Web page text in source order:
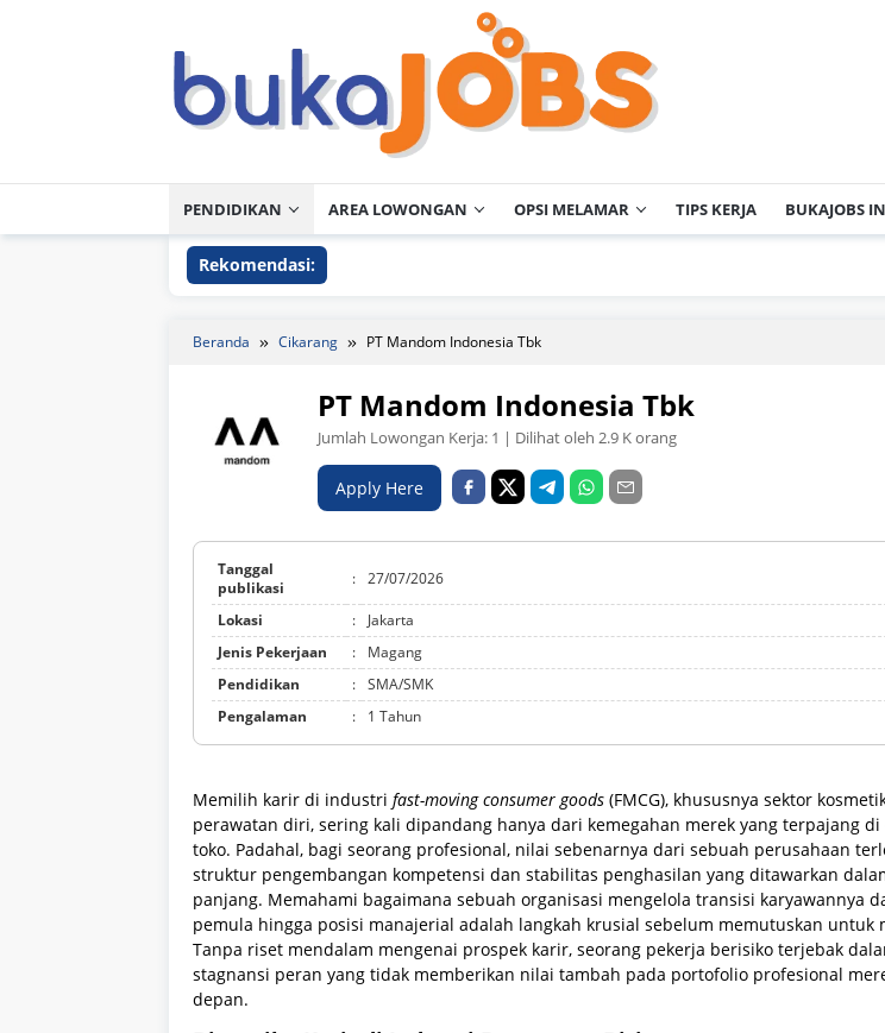
PENDIDIKAN AREA LOWONGAN OPSI MELAMAR TIPS KERJA BUKAJOBS
Rekomendasi:
Beranda Cikarang PT Mandom Indonesia Tbk
PT Mandom Indonesia Tbk
Jumlah Lowongan Kerja: 1 | Dilihat oleh 2.9 K orang
Apply Here
Tanggal
publikasi
: 27/07/2026
Lokasi :
Jakarta
Jenis Pekerjaan
:
Magang
Pendidikan
: SMA/SMK
Pengalaman
: 1 Tahun
Memilih karir di industri fast-moving consumer goods (FMCG), khususnya sektor
perawatan diri, sering kali dipandang hanya dari kemegahan merek yang terpajang di
toko. Padahal, bagi seorang profesional, nilai sebenarnya dari sebuah perusahaan
struktur pengembangan kompetensi dan stabilitas penghasilan yang ditawarkan
panjang. Memahami bagaimana sebuah organisasi mengelola transisi karyawannya
pemula hingga posisi manajerial adalah langkah krusial sebelum memutuskan untuk
Tanpa riset mendalam mengenai prospek karir, seorang pekerja berisiko terjebak
stagnansi peran yang tidak memberikan nilai tambah pada portofolio profesional
depan.